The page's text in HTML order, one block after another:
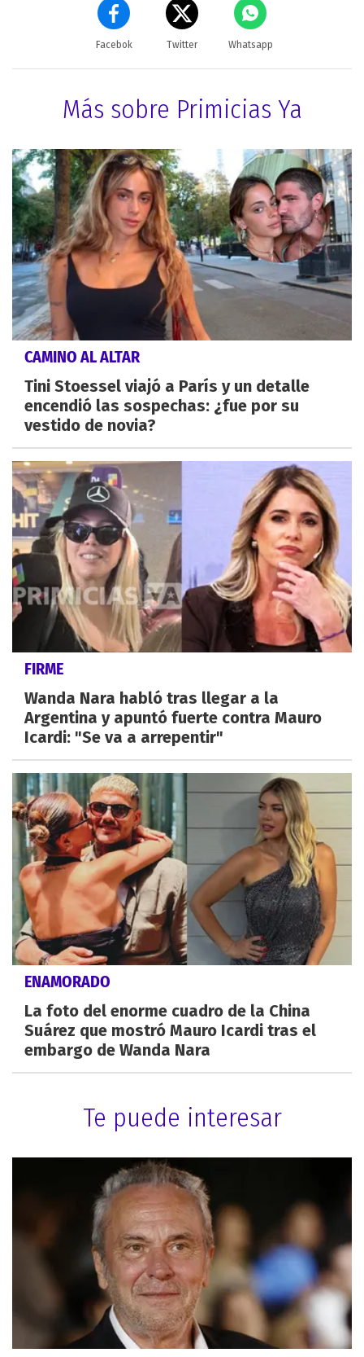
Facebok Twitter Whatsapp
Más sobre Primicias Ya
CAMINO AL ALTAR
Tini Stoessel viajó a París y un detalle
encendió las sospechas: ¿fue por su
vestido de novia?
FIRME
Wanda Nara habló tras llegar a la
Argentina y apuntó fuerte contra Mauro
Icardi: "Se va a arrepentir"
ENAMORADO
La foto del enorme cuadro de la China
Suárez que mostró Mauro Icardi tras el
embargo de Wanda Nara
Te puede interesar